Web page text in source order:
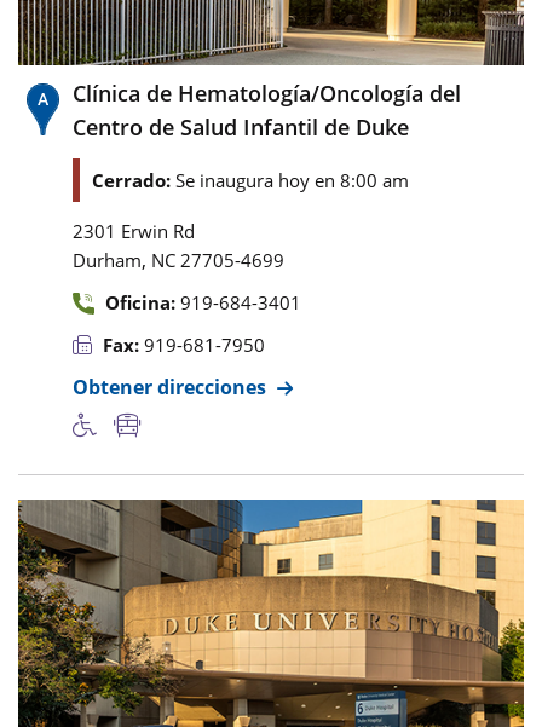
Clínica de Hematología/Oncología del
Centro de Salud Infantil de Duke
Cerrado: Se inaugura hoy en 8:00 am
2301 Erwin Rd
Durham, NC 27705-4699
Oficina: 919-684-3401
Fax: 919-681-7950
Obtener direcciones